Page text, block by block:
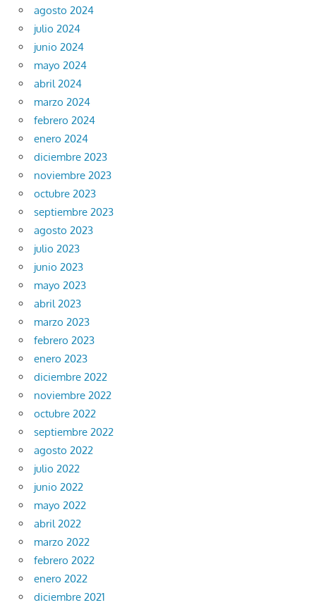
agosto 2024
julio 2024
junio 2024
mayo 2024
abril 2024
marzo 2024
febrero 2024
enero 2024
diciembre 2023
noviembre 2023
octubre 2023
septiembre 2023
agosto 2023
julio 2023
junio 2023
mayo 2023
abril 2023
marzo 2023
febrero 2023
enero 2023
diciembre 2022
noviembre 2022
octubre 2022
septiembre 2022
agosto 2022
julio 2022
junio 2022
mayo 2022
abril 2022
marzo 2022
febrero 2022
enero 2022
diciembre 2021